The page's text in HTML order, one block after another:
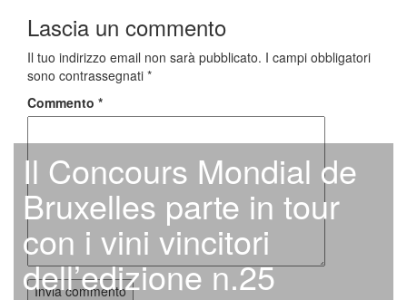
Il Concours Mondial de
Bruxelles parte in tour
con i vini vincitori
dell’edizione n.25
Lascia un commento
Il tuo indirizzo email non sarà pubblicato. I campi obbligatori
sono contrassegnati *
Commento *